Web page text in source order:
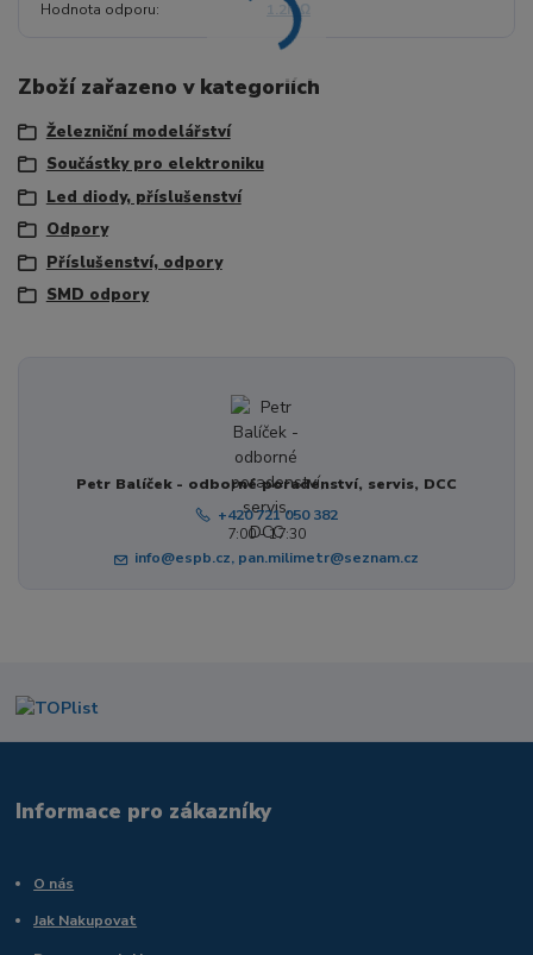
Hodnota odporu 1.2MΩ
Zboží zařazeno v kategoriích
Železniční modelářství
Součástky pro elektroniku
Led diody, příslušenství
Odpory
Příslušenství, odpory
SMD odpory
Petr Balíček - odborné poradenství, servis, DCC
+420 721 050 382
7:00 - 17:30
info@espb.cz, pan.milimetr@seznam.cz
Informace pro zákazníky
O nás
Jak Nakupovat